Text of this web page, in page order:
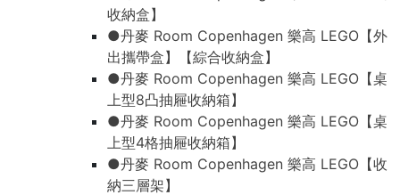
收納盒】
●丹麥 Room Copenhagen 樂高 LEGO【外
出攜帶盒】【綜合收納盒】
●丹麥 Room Copenhagen 樂高 LEGO【桌
上型8凸抽屜收納箱】
●丹麥 Room Copenhagen 樂高 LEGO【桌
上型4格抽屜收納箱】
●丹麥 Room Copenhagen 樂高 LEGO【收
納三層架】